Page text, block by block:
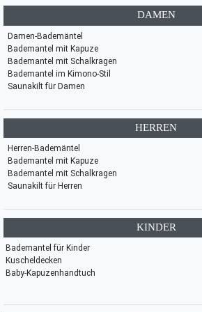
DAMEN
Damen-Bademäntel
Bademantel mit Kapuze
Bademantel mit Schalkragen
Bademantel im Kimono-Stil
Saunakilt für Damen
HERREN
Herren-Bademäntel
Bademantel mit Kapuze
Bademantel mit Schalkragen
Saunakilt für Herren
KINDER
Bademantel für Kinder
Kuscheldecken
Baby-Kapuzenhandtuch